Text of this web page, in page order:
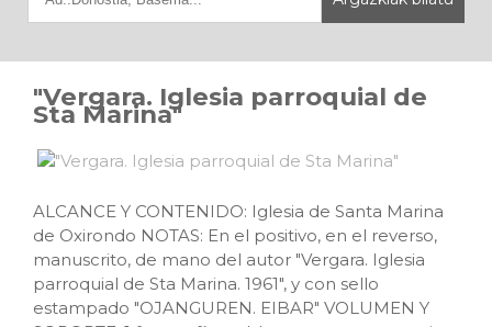
"Vergara. Iglesia parroquial de
Sta Marina"
ALCANCE Y CONTENIDO: Iglesia de Santa Marina
de Oxirondo NOTAS: En el positivo, en el reverso,
manuscrito, de mano del autor "Vergara. Iglesia
parroquial de Sta Marina. 1961", y con sello
estampado "OJANGUREN. EIBAR" VOLUMEN Y